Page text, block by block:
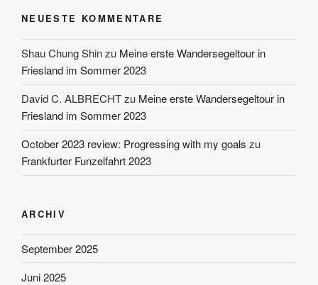
NEUESTE KOMMENTARE
Shau Chung Shinzu Meine erste Wandersegeltour in
Friesland im Sommer 2023
David C. ALBRECHTzu Meine erste Wandersegeltour in
Friesland im Sommer 2023
October 2023 review: Progressing with my goals zu
Frankfurter Funzelfahrt 2023
ARCHIV
September 2025
Juni 2025